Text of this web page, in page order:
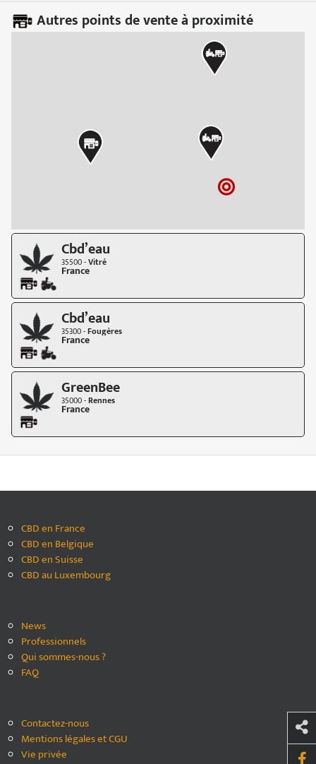
Autres points de vente à proximité
Cbd’eau
35500 -Vitré
France
Cbd’eau
35300 -Fougères
France
GreenBee
35000 -Rennes
France
CBD en France
CBD en Belgique
CBD en Suisse
CBD au Luxembourg
News
Professionnels
Qui sommes-nous ?
FAQ
Contactez-nous
Mentions légales et CGU
Vie privée